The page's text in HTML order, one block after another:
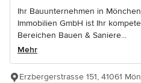
Ihr Bauunternehmen in
Immobilien GmbH ist Ihr
Bereichen Bauen & Saniere...
Mehr
Erzbergerstrasse 151, 41061